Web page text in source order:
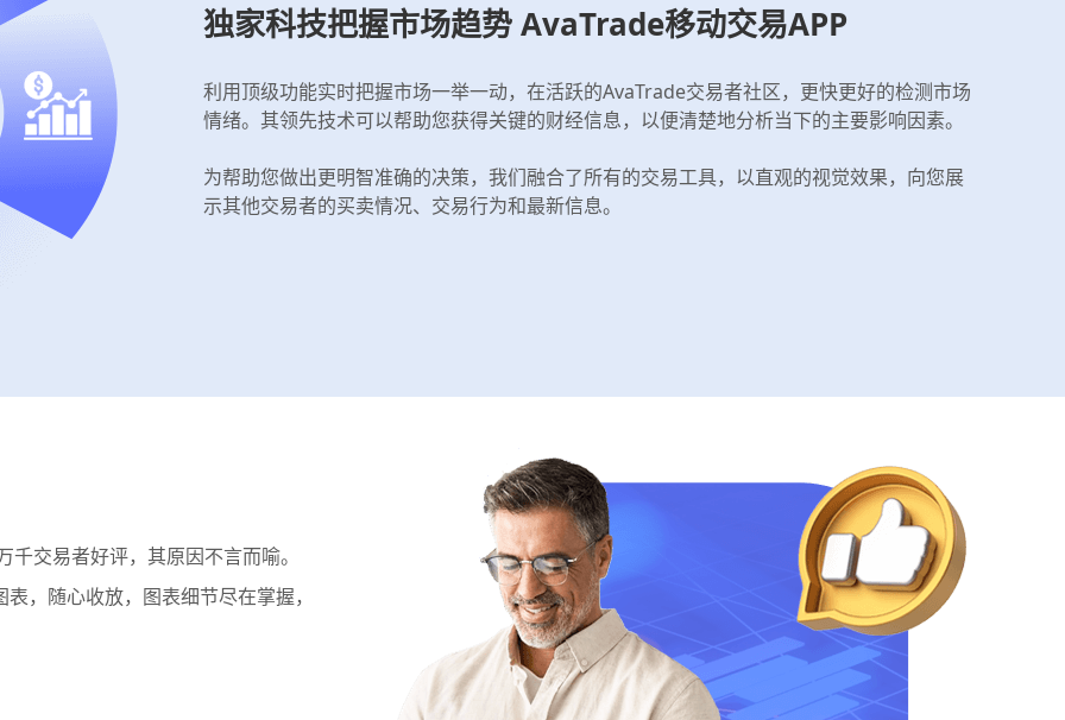
独家科技把握市场趋势 AvaTrade移动交易APP
利用顶级功能实时把握市场一举一动，在活跃的AvaTrade交易者社区，更快更好的检测市场
情绪。其领先技术可以帮助您获得关键的财经信息，以便清楚地分析当下的主要影响因素。
为帮助您做出更明智准确的决策，我们融合了所有的交易工具，以直观的视觉效果，向您展
示其他交易者的买卖情况、交易行为和最新信息。
交易者好评，其原因不言而喻。
，随心收放，图表细节尽在掌握，